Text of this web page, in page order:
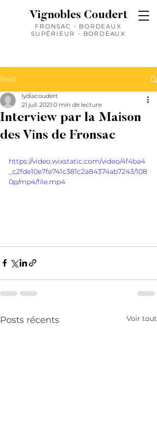
FRONSAC - BORDEAUX
SUPÉRIEUR - BORDEAUX
Vignobles Coudert
Post
Interview par la Maison
des Vins de Fronsac
lydiacoudert
21 juil. 2021 0 min de lecture
https://video.wixstatic.com/video/4f4ba4
_c2fde10e7fe741c381c2a84374ab7243/108
0p/mp4/file.mp4
Posts récents Voir tout